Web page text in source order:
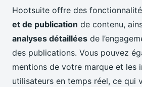
Hootsuite offre des
et de publication de contenu,
analyses détaillées de
des publications. Vous pouvez
mentions de votre marque et les
utilisateurs en temps réel, ce qui